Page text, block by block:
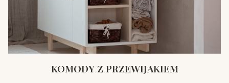
KOMODY Z PRZEWIJAKIEM